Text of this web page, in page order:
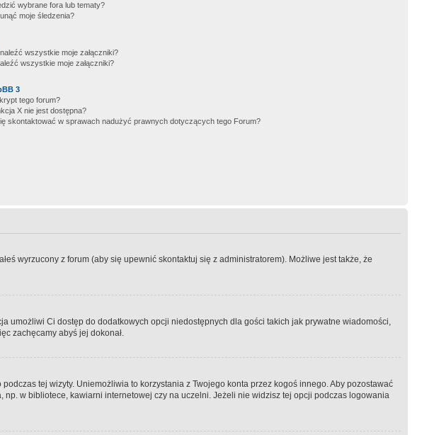
wybrane fora lub tematy?
moje śledzenia?
wszystkie moje załączniki?
wszystkie moje załączniki?
3
tego forum?
X nie jest dostępna?
skontaktować w sprawach nadużyć prawnych dotyczących tego Forum?
wyrzucony z forum (aby się upewnić skontaktuj się z administratorem). Możliwe jest także, że
umożliwi Ci dostęp do dodatkowych opcji niedostępnych dla gości takich jak prywatne wiadomości,
zachęcamy abyś jej dokonał.
tej wizyty. Uniemożliwia to korzystania z Twojego konta przez kogoś innego. Aby pozostawać
w bibliotece, kawiarni internetowej czy na uczelni. Jeżeli nie widzisz tej opcji podczas logowania